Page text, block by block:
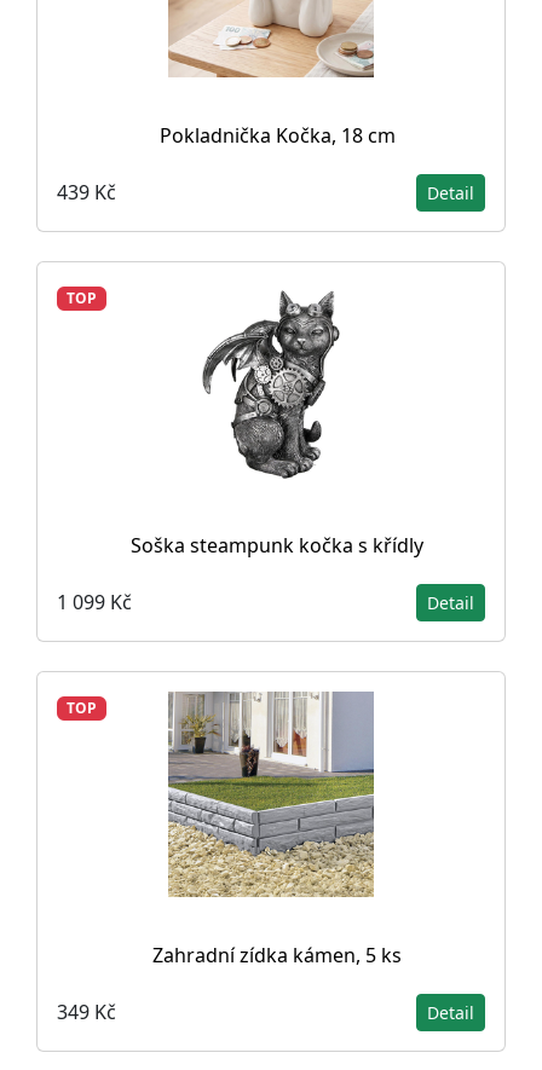
Pokladnička Kočka, 18 cm
439 Kč Detail
TOP
Soška steampunk kočka s křídly
1 099 Kč Detail
TOP
Zahradní zídka kámen, 5 ks
349 Kč Detail